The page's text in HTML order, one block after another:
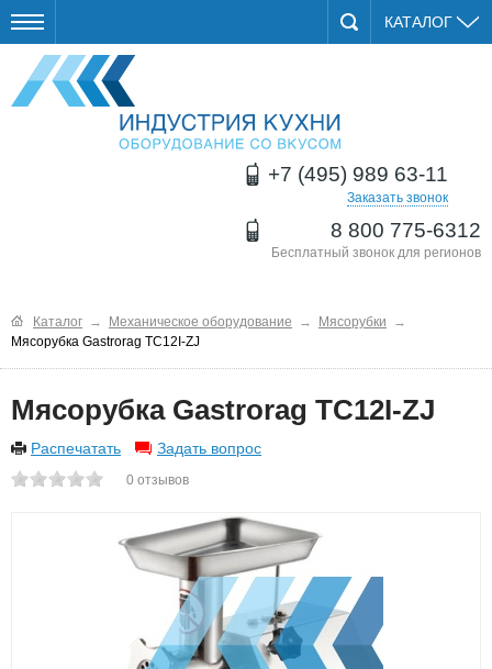
КАТАЛОГ
+7 (495) 989 63-11
Заказать звонок
8 800 775-6312
Бесплатный звонок для регионов
Каталог → Механическое оборудование → Мясорубки
→
Мясорубка Gastrorag TC12I-ZJ
Мясорубка Gastrorag TC12I-ZJ
Распечатать Задать вопрос
0 отзывов